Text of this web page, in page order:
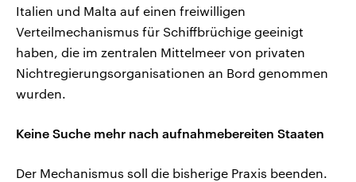
Italien und Malta auf einen freiwilligen
Verteilmechanismus für Schiffbrüchige geeinigt
haben, die im zentralen Mittelmeer von privaten
Nichtregierungsorganisationen an Bord genommen
wurden.
Keine Suche mehr nach aufnahmebereiten Staaten
Der Mechanismus soll die bisherige Praxis beenden.